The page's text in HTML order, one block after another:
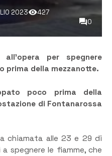
2023
427
0
per spegnere
prima della mezzanotte.
poco prima della
di Fontanarossa
chiamata alle 23 e 29 di
spegnere le fiamme, che